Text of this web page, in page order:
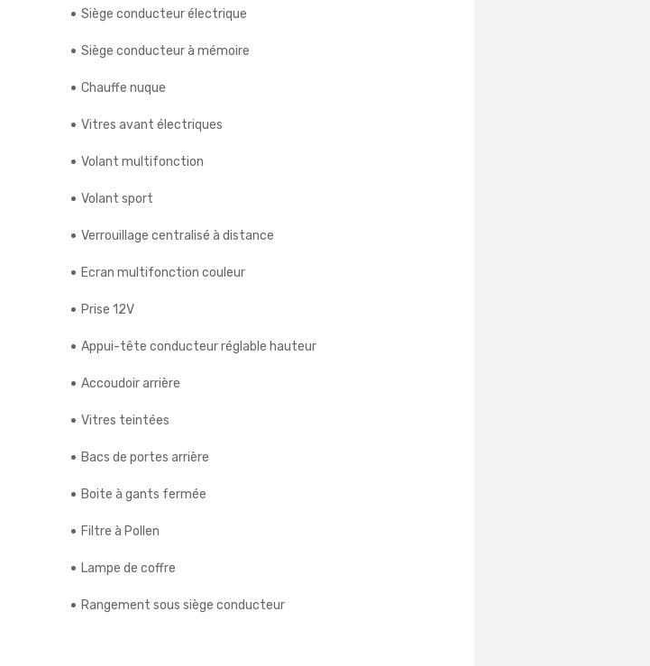
Siège conducteur électrique
Siège conducteur à mémoire
Chauffe nuque
Vitres avant électriques
Volant multifonction
Volant sport
Verrouillage centralisé à distance
Ecran multifonction couleur
Prise 12V
Appui-tête conducteur réglable hauteur
Accoudoir arrière
Vitres teintées
Bacs de portes arrière
Boite à gants fermée
Filtre à Pollen
Lampe de coffre
Rangement sous siège conducteur